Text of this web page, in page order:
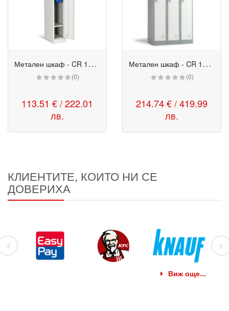
М
етален шкаф - CR 1242-1 сив
(0)
113.51 € / 222.01
лв.
М
етален шкаф - CR 1242 J LUX сив-тъмносив
(0)
214.74 € / 419.99
лв.
КЛИЕНТИТЕ, КОИТО НИ СЕ
ДОВЕРИХА
Виж още...